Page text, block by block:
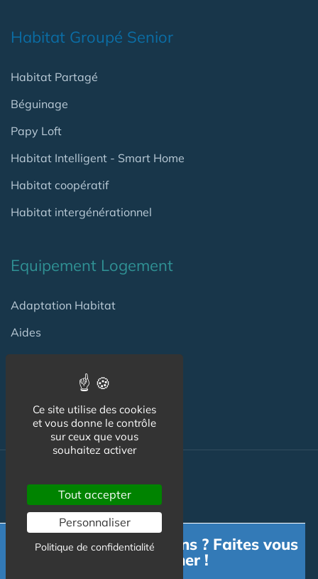
Habitat Groupé Senior
Habitat Partagé
Béguinage
Papy Loft
Habitat Intelligent - Smart Home
Habitat coopératif
Habitat intergénérationnel
Equipement Logement
Adaptation Habitat
Aides
ACTU
VIDÉOSBesoin d'informations ? Faites vous
accompagner !
Ce site utilise des cookies
et vous donne le contrôle
sur ceux que vous
souhaitez activer
Tout accepter
Personnaliser
Politique de confidentialité